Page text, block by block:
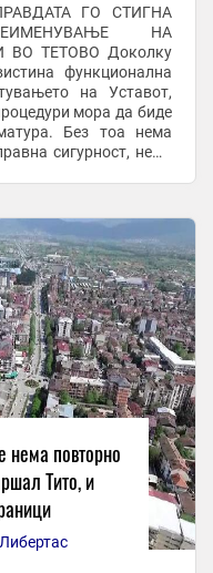
ГО СТИГНА
НА
ВО ТЕТОВО Доколку
функционална
на Уставот,
мора да биде
Без тоа нема
сигурност, нема
нема повторно
Тито, и
Либертас